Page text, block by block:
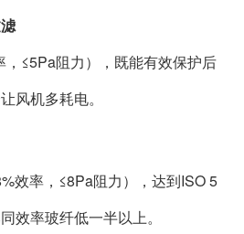
≤5Pa阻力），既能有效保护后
风机多耗电。
效率，≤8Pa阻力），达到ISO 5
效率玻纤低一半以上。